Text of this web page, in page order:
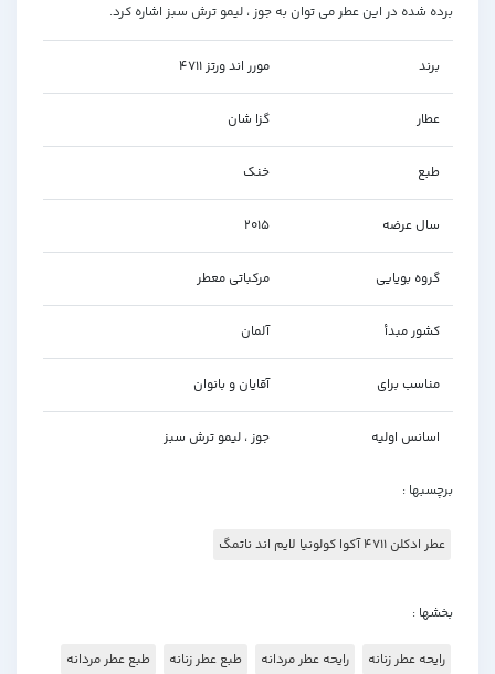
برده شده در این عطر می توان به جوز ، لیمو ترش سبز اشاره کرد.
برند مورر اند ورتز 4711
عطار گزا شان
طبع خنک
سال عرضه 2015
گروه بویایی مرکباتی معطر
کشور مبدأ آلمان
مناسب برای آقایان و بانوان
اسانس اولیه جوز ، لیمو ترش سبز
برچسبها :
عطر ادکلن 4711 آکوا کولونیا لایم اند ناتمگ
بخشها :
رایحه عطر زنانه رایحه عطر مردانه طبع عطر زنانه طبع عطر مردانه